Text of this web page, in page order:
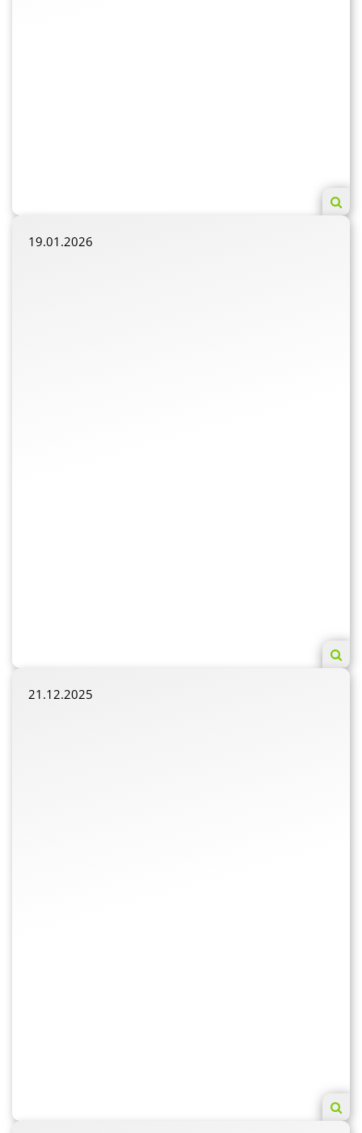
19.01.2026
21.12.2025